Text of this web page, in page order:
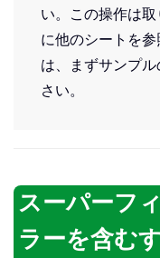
い。この操作は
に他のシートを
は、まずサンプ
さい。
スーパーフ
ラーを含む